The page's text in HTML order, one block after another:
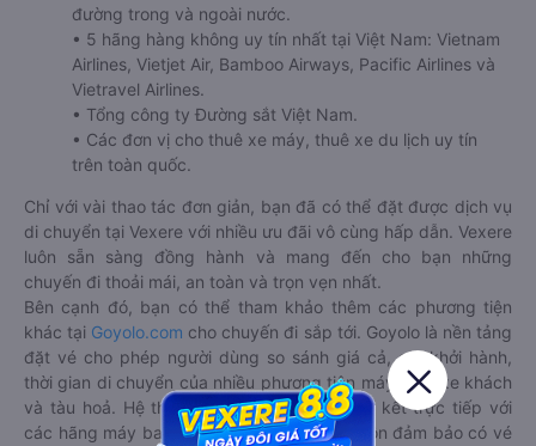
đường trong và ngoài nước.
• 5 hãng hàng không uy tín nhất tại Việt Nam: Vietnam
Airlines, Vietjet Air, Bamboo Airways, Pacific Airlines và
Vietravel Airlines.
• Tổng công ty Đường sắt Việt Nam.
• Các đơn vị cho thuê xe máy, thuê xe du lịch uy tín
trên toàn quốc.
Chỉ với vài thao tác đơn giản, bạn đã có thể đặt được dịch vụ
di chuyển tại Vexere với nhiều ưu đãi vô cùng hấp dẫn. Vexere
luôn sẵn sàng đồng hành và mang đến cho bạn những
chuyến đi thoải mái, an toàn và trọn vẹn nhất.
Bên cạnh đó, bạn có thể tham khảo thêm các phương tiện
khác tại Goyolo.com cho chuyến đi sắp tới. Goyolo là nền tảng
đặt vé cho phép người dùng so sánh giá cả, giờ khởi hành,
thời gian di chuyển của nhiều phương tiện máy bay, xe khách
và tàu hoả. Hệ thống của Goyolo được liên kết trực tiếp với
các hãng máy bay, xe khách và tàu hoả, luôn đảm bảo có vé